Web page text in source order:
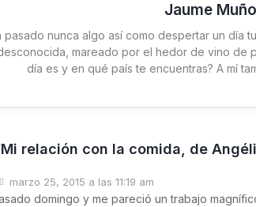
Jaume
pasado nunca algo así como despertar un día
mareado por el hedor de vino de
día es y en qué país te encuentras? A mí
relación con la comida, de
marzo 25, 2015 a las 11:19 am
domingo y me pareció un trabajo